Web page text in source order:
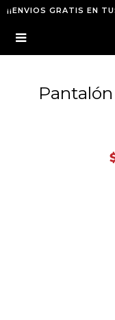
¡¡ENVIOS GRATIS EN
